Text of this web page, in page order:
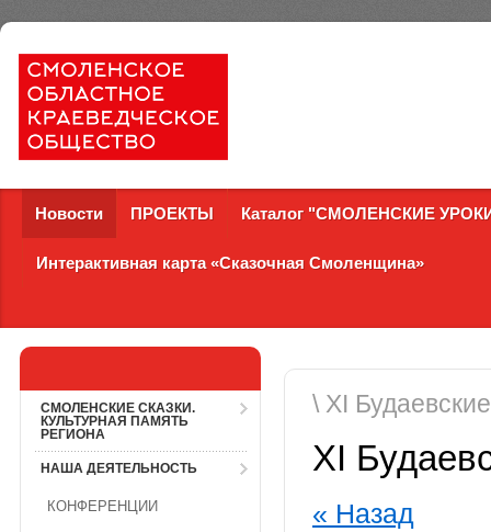
Новости ПРОЕКТЫ Каталог "СМОЛЕНСКИЕ
Интерактивная карта «Сказочная Смоленщина»
СМОЛЕНСКИЕ СКАЗКИ.
КУЛЬТУРНАЯ ПАМЯТЬ
РЕГИОНА
НАША ДЕЯТЕЛЬНОСТЬ
КОНФЕРЕНЦИИ
\ ХI
ХI
« Назад